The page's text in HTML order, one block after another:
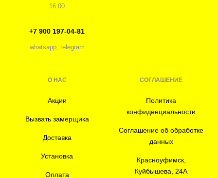
16:00
+7 900 197-04-81
whatsapp, telegram
О НАС
Акции
Вызвать замерщика
Доставка
Установка
Оплата
СОГЛАШЕНИЕ
Политика
конфиденциальности
Соглашение об обработке
данных
Красноуфимск,
Куйбышева, 24А